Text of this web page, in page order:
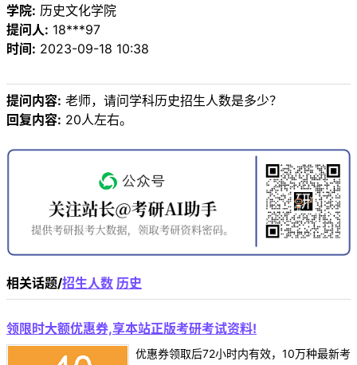
学院: 历史文化学院
提问人: 18***97
时间: 2023-09-18 10:38
提问内容: 老师，请问学科历史招生人数是多少？
回复内容: 20人左右。
相关话题/招生人数 历史
领限时大额优惠券,享本站正版考研考试资料!
优惠券领取后72小时内有效，10万种最新考